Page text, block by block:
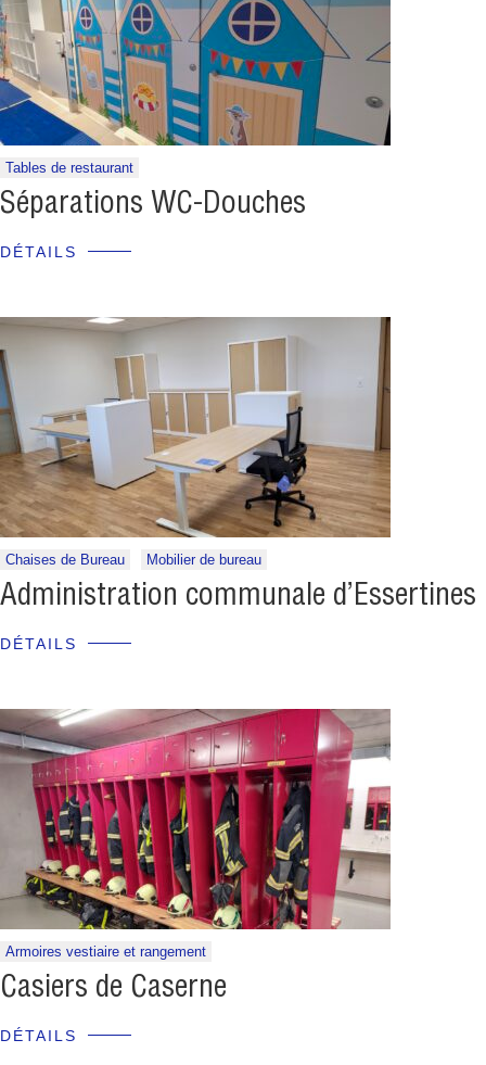
Tables de restaurant
Séparations WC-Douches
DÉTAILS
Chaises de Bureau Mobilier de bureau
Administration communale d’Essertines
DÉTAILS
Armoires vestiaire et rangement
Casiers de Caserne
DÉTAILS